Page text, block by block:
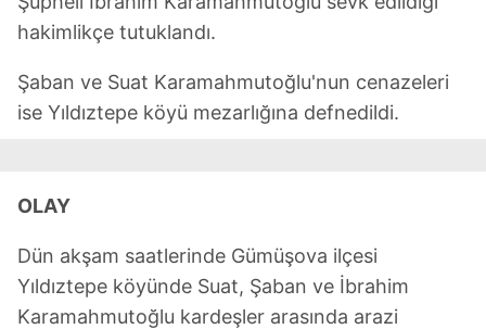
hakimlikçe tutuklandı.
Şaban ve Suat Karamahmutoğlu'nun cenazeleri
ise Yıldıztepe köyü mezarlığına defnedildi.
OLAY
Dün akşam saatlerinde Gümüşova ilçesi
Yıldıztepe köyünde Suat, Şaban ve İbrahim
Karamahmutoğlu kardeşler arasında arazi